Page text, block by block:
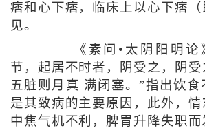
痞和心下痞，临床上以心下痞
见。
《素问•太阴阳明论
节，起居不时者，阴受之，阴
五脏则月真 满闭塞。”指出饮食
是其致病的主要原因，此外，
中焦气机不利，脾胃升降失职而